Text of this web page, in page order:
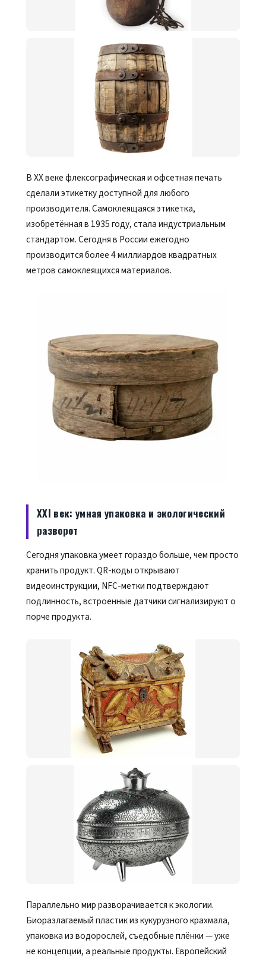
В XX веке флексографическая и офсетная печать
сделали этикетку доступной для любого
производителя. Самоклеящаяся этикетка,
изобретённая в 1935 году, стала индустриальным
стандартом. Сегодня в России ежегодно
производится более 4 миллиардов квадратных
метров самоклеящихся материалов.
XXI век: умная упаковка и экологический
разворот
Сегодня упаковка умеет гораздо больше, чем просто
хранить продукт. QR-коды открывают
видеоинструкции, NFC-метки подтверждают
подлинность, встроенные датчики сигнализируют о
порче продукта.
Параллельно мир разворачивается к экологии.
Биоразлагаемый пластик из кукурузного крахмала,
упаковка из водорослей, съедобные плёнки — уже
не концепции, а реальные продукты. Европейский